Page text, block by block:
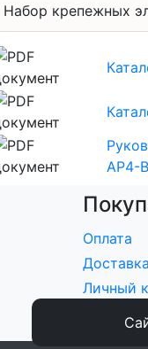
Набор крепежных
AP4-
Оплата
Личный